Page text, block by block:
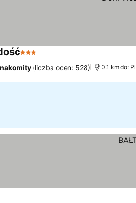
3 Kategoria
(liczba ocen: 528) 0.1 km do: